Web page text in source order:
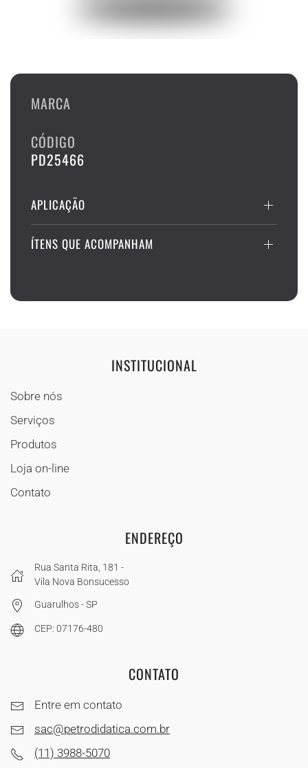
MARCA
CÓDIGO
PD25466
APLICAÇÃO
ÍTENS QUE ACOMPANHAM
INSTITUCIONAL
Sobre nós
Serviços
Produtos
Loja on-line
Contato
ENDEREÇO
Rua Santa Rita, 181 -
Vila Nova Bonsucesso
Guarulhos - SP
CEP: 07176-480
CONTATO
Entre em contato
sac@petrodidatica.com.br
(11) 3988-5070